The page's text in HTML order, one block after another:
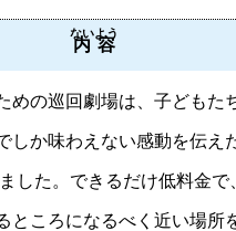
内容
ないよう
めの巡回劇場は、子どもた
しか味わえない感動を伝え
した。できるだけ低料金で
ところになるべく近い場所